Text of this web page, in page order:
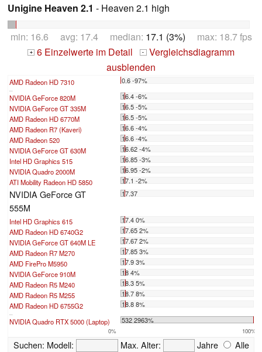
Unigine Heaven 2.1 - Heaven 2.1 high
min: 16.6 avg: 17.4 median: 17.1 (3%) max: 18.7 fps
+ 6 Einzelwerte im Detail - Vergleichsdiagramm
ausblenden
AMD Radeon HD 7310 0.6 -97%
NVIDIA GeForce 820M
16.4 -6%
NVIDIA GeForce GT 335M
16.5 -5%
AMD Radeon HD 6770M
16.5 -5%
AMD Radeon R7 (Kaveri)
16.6 -4%
AMD Radeon 520
16.6 -4%
NVIDIA GeForce GT 630M
16.62 -4%
Intel HD Graphics 515
16.85 -3%
NVIDIA Quadro 2000M
16.95 -2%
ATI Mobility Radeon HD 5850
17.1 -2%
NVIDIA GeForce GT
555M
17.37
Intel HD Graphics 615
17.4 0%
AMD Radeon HD 6740G2
17.65 2%
NVIDIA GeForce GT 640M LE
17.67 2%
AMD Radeon R7 M270
17.85 3%
AMD FirePro M5950
17.9 3%
NVIDIA GeForce 910M
18 4%
AMD Radeon R5 M240
18.3 5%
AMD Radeon R5 M255
18.7 8%
AMD Radeon HD 6755G2
18.8 8%
NVIDIA Quadro RTX 5000 (Laptop) 532 2963%
0% 100%
Suchen: Modell: Max. Alter: Jahre Alle